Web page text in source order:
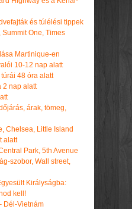
és túlélési tippek
Summit One, Times
Martinique-en
10-12 nap alatt
48 óra alatt
2 nap alatt
árak, tömeg,
Chelsea, Little Island
alatt
Park, 5th Avenue
szobor, Wall street,
Királyságba:
kell!
Dél-Vietnám